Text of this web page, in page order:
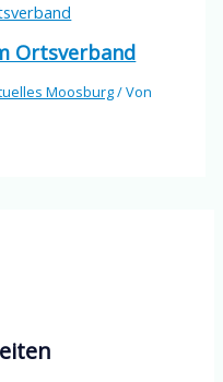
Ortsverband
Moosburg/ Von